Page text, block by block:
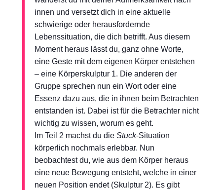
innen und versetzt dich in eine aktuelle
schwierige oder herausfordernde
Lebenssituation, die dich betrifft. Aus diesem
Moment heraus lässt du, ganz ohne Worte,
eine Geste mit dem eigenen Körper entstehen
– eine Körperskulptur 1. Die anderen der
Gruppe sprechen nun ein Wort oder eine
Essenz dazu aus, die in ihnen beim Betrachten
entstanden ist. Dabei ist für die Betrachter nicht
wichtig zu wissen, worum es geht.
Im Teil 2 machst du die Stuck-Situation
körperlich nochmals erlebbar. Nun
beobachtest du, wie aus dem Körper heraus
eine neue Bewegung entsteht, welche in einer
neuen Position endet (Skulptur 2). Es gibt